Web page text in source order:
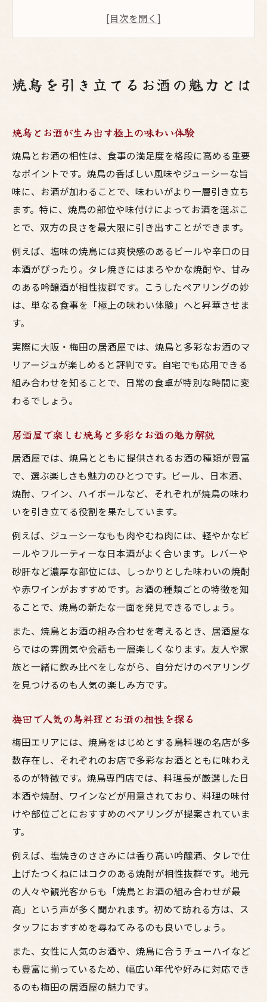
梅田の居酒屋で味わう鳥料理と相性抜群の酒選
梅田の居酒屋で焼鳥とお酒を楽しむ秘訣
鳥料理に合うお酒の選び方をプロが伝授
焼鳥にぴったりなアルコールの種類を解説
大阪の居酒屋でお酒と鳥料理の魅力を満喫
焼鳥とお酒の相性を最大限に引き出す方法
お酒の種類で広がる焼鳥のおいしさ体験
ビールと焼鳥の組み合わせが生む爽快な旨
味
日本酒で味わう焼鳥の奥深い相性の秘密
焼酎で引き立つ焼鳥の旨味と香りの調和
チューハイが焼鳥に合う理由とおすすめ解
説
焼鳥にピッタリなアルコールの選び方ガイド
焼鳥に合う日本酒・焼酎の特徴を徹底解説
焼鳥好き必見！お酒の種類で選ぶペアリン
居酒屋で迷わない焼鳥とお酒の選択ポイン
ト
居酒屋通が語る焼鳥とお酒の意外なペアリング
術
焼鳥にワインを合わせる新しい楽しみ方
ハイボールと焼鳥の意外な相性に注目
日本酒以外のアルコールと鳥料理の魅力
梅田の居酒屋で体験した独自ペアリング術
焼鳥とお酒の組み合わせで広がる発見
お酒が苦手な方も楽しめる焼鳥の食べ方提案
み方
ノンアルコールで味わう鳥料理の魅力発見
焼鳥とお酒以外のドリンクペアリング提案
居酒屋でお酒が苦手な人も楽しめる工夫紹
介
焼鳥を引き立てるお酒の魅力とは
焼鳥とお酒が生み出す極上の味わい体験
焼鳥とお酒の相性は、食事の満足度を格段に高める重要
なポイントです。焼鳥の香ばしい風味やジューシーな旨
味に、お酒が加わることで、味わいがより一層引き立ち
ます。特に、焼鳥の部位や味付けによってお酒を選ぶこ
とで、双方の良さを最大限に引き出すことができます。
例えば、塩味の焼鳥には爽快感のあるビールや辛口の日
本酒がぴったり。タレ焼きにはまろやかな焼酎や、甘み
のある吟醸酒が相性抜群です。こうしたペアリングの妙
は、単なる食事を「極上の味わい体験」へと昇華させま
す。
実際に大阪・梅田の居酒屋では、焼鳥と多彩なお酒のマ
リアージュが楽しめると評判です。自宅でも応用できる
組み合わせを知ることで、日常の食卓が特別な時間に変
わるでしょう。
居酒屋で楽しむ焼鳥と多彩なお酒の魅力解説
居酒屋では、焼鳥とともに提供されるお酒の種類が豊富
で、選ぶ楽しさも魅力のひとつです。ビール、日本酒、
焼酎、ワイン、ハイボールなど、それぞれが焼鳥の味わ
いを引き立てる役割を果たしています。
例えば、ジューシーなもも肉やむね肉には、軽やかなビ
ールやフルーティーな日本酒がよく合います。レバーや
砂肝など濃厚な部位には、しっかりとした味わいの焼酎
や赤ワインがおすすめです。お酒の種類ごとの特徴を知
ることで、焼鳥の新たな一面を発見できるでしょう。
また、焼鳥とお酒の組み合わせを考えるとき、居酒屋な
らではの雰囲気や会話も一層楽しくなります。友人や家
族と一緒に飲み比べをしながら、自分だけのペアリング
を見つけるのも人気の楽しみ方です。
梅田で人気の鳥料理とお酒の相性を探る
梅田エリアには、焼鳥をはじめとする鳥料理の名店が多
数存在し、それぞれのお店で多彩なお酒とともに味わえ
るのが特徴です。焼鳥専門店では、料理長が厳選した日
本酒や焼酎、ワインなどが用意されており、料理の味付
けや部位ごとにおすすめのペアリングが提案されていま
す。
例えば、塩焼きのささみには香り高い吟醸酒、タレで仕
上げたつくねにはコクのある焼酎が相性抜群です。地元
の人々や観光客からも「焼鳥とお酒の組み合わせが最
高」という声が多く聞かれます。初めて訪れる方は、ス
タッフにおすすめを尋ねてみるのも良いでしょう。
また、女性に人気のお酒や、焼鳥に合うチューハイなど
も豊富に揃っているため、幅広い年代や好みに対応でき
るのも梅田の居酒屋の魅力です。